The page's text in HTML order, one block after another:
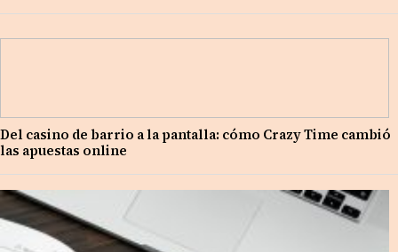
Del casino de barrio a la pantalla: cómo Crazy Time cambió
las apuestas online